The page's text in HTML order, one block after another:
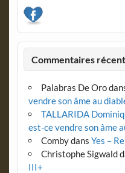
Commentaires
Palabras De Oro
vendre son âme au
TALLARIDA
est-ce vendre son âme
Combydans Yes –
Christophe Sigwald
III+